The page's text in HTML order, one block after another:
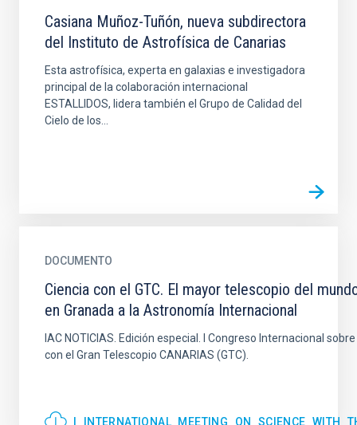
Casiana Muñoz-Tuñón, nueva subdirectora
del Instituto de Astrofísica de Canarias
Esta astrofísica, experta en galaxias e investigadora
principal de la colaboración internacional
ESTALLIDOS, lidera también el Grupo de Calidad del
Cielo de los...
DOCUMENTO
Ciencia con el GTC. El mayor telescopio del
en Granada a la Astronomía Internacional
IAC NOTICIAS. Edición especial. I Congreso Internacional
con el Gran Telescopio CANARIAS (GTC).